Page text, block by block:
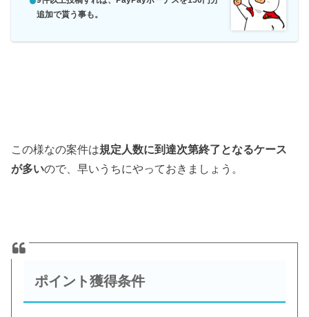
追加で貰う事も。
この様なの案件は規定人数に到達次第終了となるケース
が多いので、早いうちにやっておきましょう。
ポイント獲得条件